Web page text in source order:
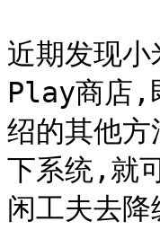
近期发现
Play商店,
绍的其他
下系统,就
闲工夫去